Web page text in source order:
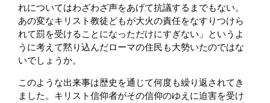
れについてはわざわざ声をあげて抗議するまでもない。
あの変なキリスト教徒どもが大火の責任をなすりつけら
れて罰を受けることになっただけにすぎない」というよ
うに考えて黙り込んだローマの住民も大勢いたのではな
いでしょうか。
このような出来事は歴史を通じて何度も繰り返されてき
ました。キリスト信仰者がその信仰のゆえに迫害を受け